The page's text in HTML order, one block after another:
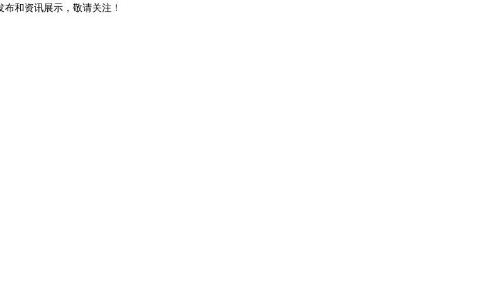
和资讯展示，敬请关注！